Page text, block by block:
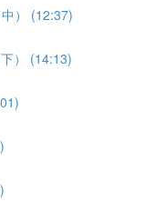
） (12:37)
） (14:13)